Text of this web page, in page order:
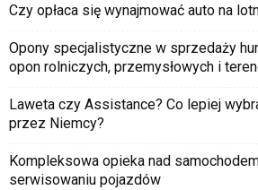
Czy opłaca się wynajmować auto na
Opony specjalistyczne w sprzedaży
opon rolniczych, przemysłowych i
Laweta czy Assistance? Co lepiej
przez Niemcy?
Kompleksowa opieka nad
serwisowaniu pojazdów